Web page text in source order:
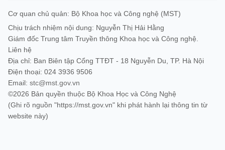
Cơ quan chủ quản: Bộ Khoa học và Công nghệ (MST)
Chịu trách nhiệm nội dung: Nguyễn Thị Hải Hằng
Giám đốc Trung tâm Truyền thông Khoa học và Công nghệ.
Liên hệ
Địa chỉ: Ban Biên tập Cổng TTĐT - 18 Nguyễn Du, TP. Hà Nội
Điện thoại: 024 3936 9506
Email: stc@mst.gov.vn
©2026 Bản quyền thuộc Bộ Khoa Học và Công Nghệ
(Ghi rõ nguồn "https://mst.gov.vn" khi phát hành lại thông tin từ
website này)